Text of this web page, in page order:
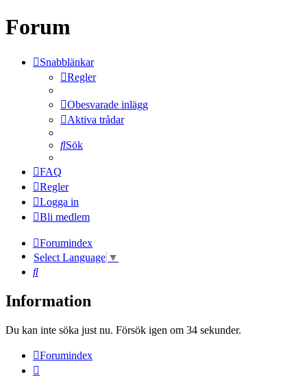
Forum
Snabblänkar
Regler
Obesvarade inlägg
Aktiva trådar
Sök
FAQ
Regler
Logga in
Bli medlem
Forumindex
Select Language ▼
Sök
Information
Du kan inte söka just nu. Försök igen om 34 sekunder.
Forumindex